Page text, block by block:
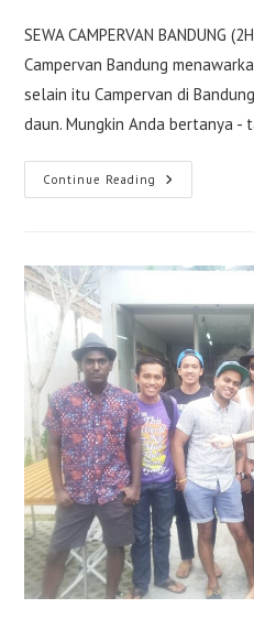
SEWA CAMPERVAN BANDUNG
Campervan Bandung
selain itu Campervan di
daun. Mungkin Anda bertanya -
Continue Reading Sewa
Campervan